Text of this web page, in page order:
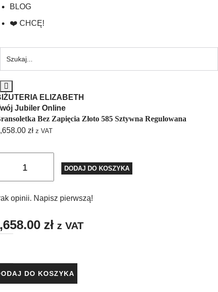
BLOG
❤️ CHCĘ!
ELIZABETH
Jubiler Online
Bez Zapięcia Złoto 585 Sztywna Regulowana
zł z VAT
DODAJ DO KOSZYKA
opinii. Napisz pierwszą!
zł z VAT
DO KOSZYKA